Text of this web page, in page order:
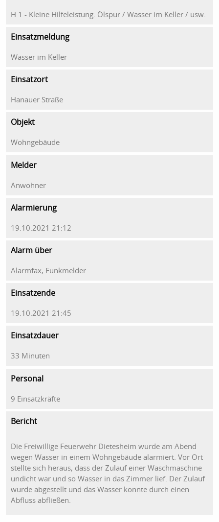
H 1 - Kleine Hilfeleistung. Ölspur / Wasser im Keller / usw.
Einsatzmeldung
Wasser im Keller
Einsatzort
Hanauer Straße
Objekt
Wohngebäude
Melder
Anwohner
Alarmierung
19.10.2021 21:12
Alarm über
Alarmfax, Funkmelder
Einsatzende
19.10.2021 21:45
Einsatzdauer
33 Minuten
Personal
9 Einsatzkräfte
Bericht
Die Freiwillige Feuerwehr Dietesheim wurde am Abend
wegen Wasser in einem Wohngebäude alarmiert. Vor Ort
stellte sich heraus, dass der Zulauf einer Waschmaschine
undicht war und so Wasser in das Zimmer lief. Der Zulauf
wurde abgestellt und das Wasser konnte durch einen
Abfluss abfließen.